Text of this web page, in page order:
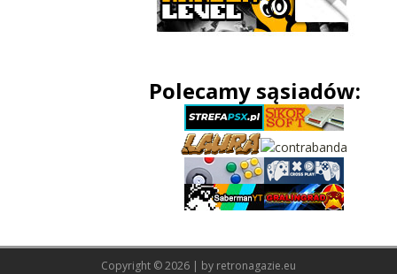
Polecamy sąsiadów:
Copyright © 2026 | by retronagazie.eu